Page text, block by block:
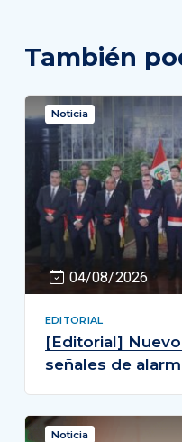
También
Noticia
04/08/2026
EDITORIAL
[Editorial]
señales de
Noticia